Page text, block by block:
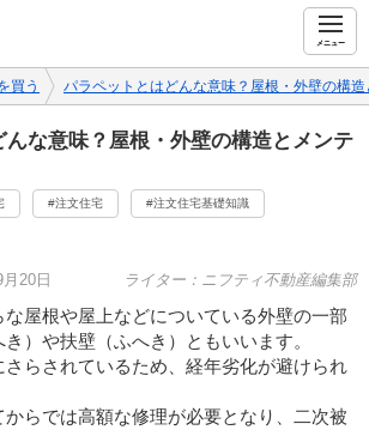
メニュー
買う パラペットとはどんな意味？屋根・外壁の構
な意味？屋根・外壁の構造とメンテ
#注文住宅 #注文住宅基礎知識
20日 ライター：ニフティ不動産編集部
屋根や屋上などについている外壁の一部
）や扶壁（ふへき）ともいいます。
らされているため、経年劣化が避けられ
からでは高額な修理が必要となり、二次被